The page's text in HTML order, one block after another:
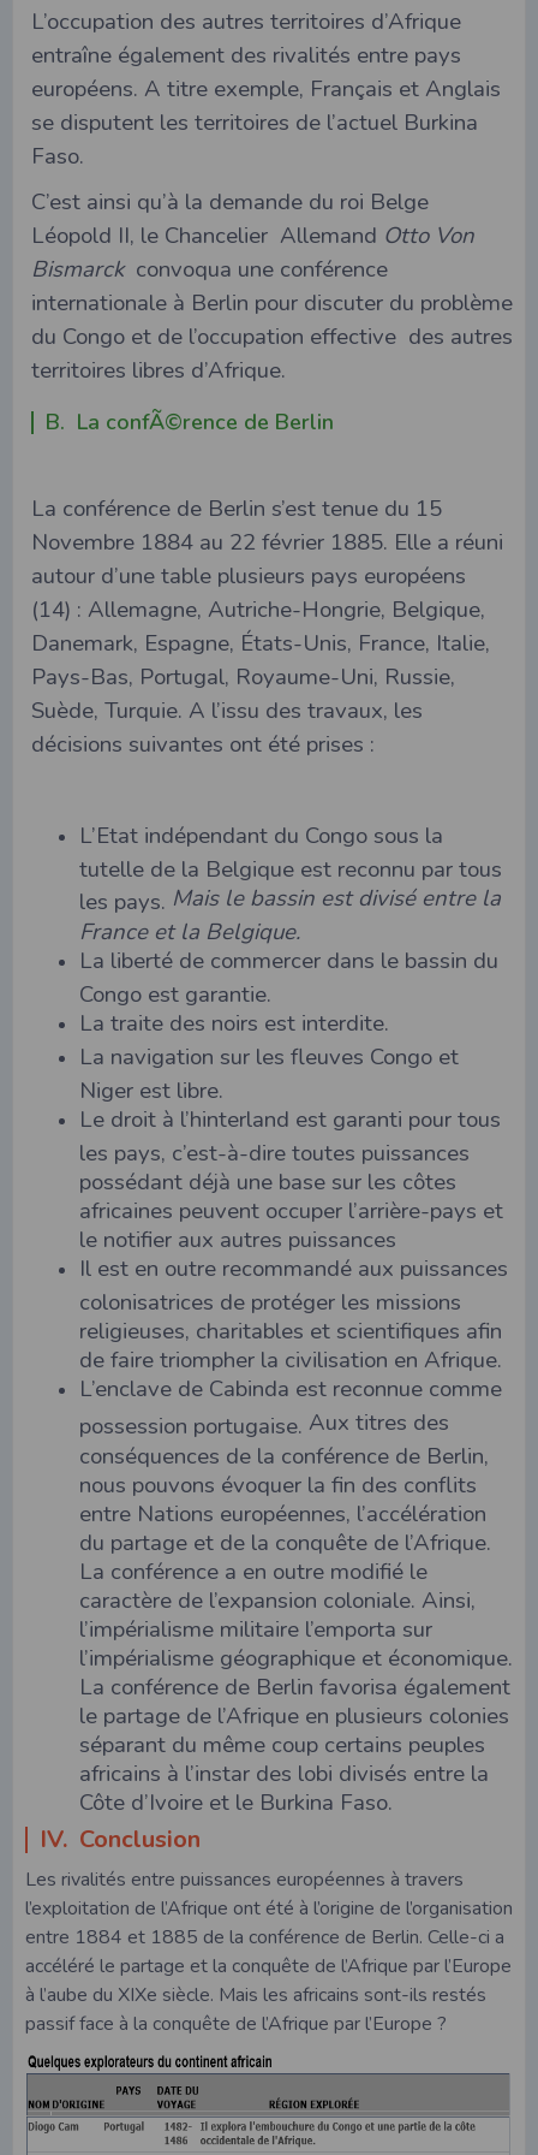
L’occupation des autres territoires d’Afrique
entraîne également des rivalités entre pays
européens. A titre exemple, Français et Anglais
se disputent les territoires de l’actuel Burkina
Faso.
C’est ainsi qu’à la demande du roi Belge
Léopold II, le Chancelier Allemand Otto Von
Bismarck convoqua une conférence
internationale à Berlin pour discuter du problème
du Congo et de l’occupation effective des autres
territoires libres d’Afrique.
B. La confÃ©rence de Berlin
La conférence de Berlin s’est tenue du 15
Novembre 1884 au 22 février 1885. Elle a réuni
autour d’une table plusieurs pays européens
(14) : Allemagne, Autriche-Hongrie, Belgique,
Danemark, Espagne, États-Unis, France, Italie,
Pays-Bas, Portugal, Royaume-Uni, Russie,
Suède, Turquie. A l’issu des travaux, les
décisions suivantes ont été prises :
L’Etat indépendant du Congo sous la
tutelle de la Belgique est reconnu par tous
les pays. Mais le bassin est divisé entre la
France et la Belgique.
La liberté de commercer dans le bassin du
Congo est garantie.
La traite des noirs est interdite.
La navigation sur les fleuves Congo et
Niger est libre.
Le droit à l’hinterland est garanti pour tous
les pays, c’est-à-dire toutes puissances
possédant déjà une base sur les côtes
africaines peuvent occuper l’arrière-pays et
le notifier aux autres puissances
Il est en outre recommandé aux puissances
colonisatrices de protéger les missions
religieuses, charitables et scientifiques afin
de faire triompher la civilisation en Afrique.
L’enclave de Cabinda est reconnue comme
possession portugaise. Aux titres des
conséquences de la conférence de Berlin,
nous pouvons évoquer la fin des conflits
entre Nations européennes, l’accélération
du partage et de la conquête de l’Afrique.
La conférence a en outre modifié le
caractère de l’expansion coloniale. Ainsi,
l’impérialisme militaire l’emporta sur
l’impérialisme géographique et économique.
La conférence de Berlin favorisa également
le partage de l’Afrique en plusieurs colonies
séparant du même coup certains peuples
africains à l’instar des lobi divisés entre la
Côte d’Ivoire et le Burkina Faso.
IV. Conclusion
Les rivalités entre puissances européennes à travers
l’exploitation de l’Afrique ont été à l’origine de l’organisation
entre 1884 et 1885 de la conférence de Berlin. Celle-ci a
accéléré le partage et la conquête de l’Afrique par l’Europe
à l’aube du XIXe siècle. Mais les africains sont-ils restés
passif face à la conquête de l’Afrique par l’Europe ?